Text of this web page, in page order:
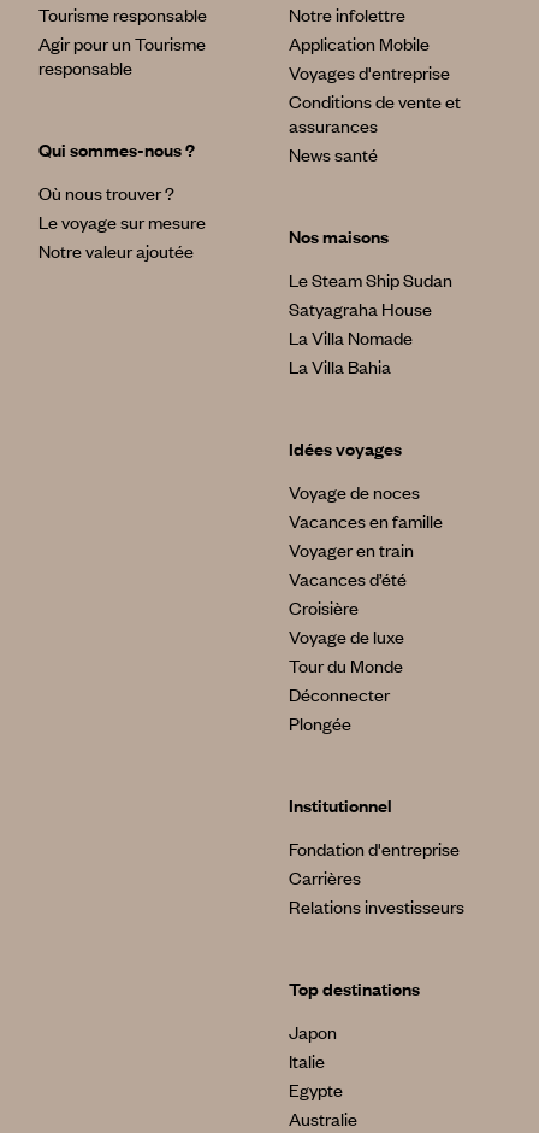
Tourisme responsable
Agir pour un Tourisme
responsable
Qui sommes-nous ?
Où nous trouver ?
Le voyage sur mesure
Notre valeur ajoutée
Notre infolettre
Application Mobile
Voyages d'entreprise
Conditions de vente et
assurances
News santé
Nos maisons
Le Steam Ship Sudan
Satyagraha House
La Villa Nomade
La Villa Bahia
Idées voyages
Voyage de noces
Vacances en famille
Voyager en train
Vacances d’été
Croisière
Voyage de luxe
Tour du Monde
Déconnecter
Plongée
Institutionnel
Fondation d'entreprise
Carrières
Relations investisseurs
Top destinations
Japon
Italie
Egypte
Australie